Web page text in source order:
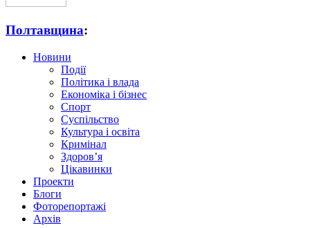
Полтавщина:
Новини
Події
Політика і влада
Економіка і бізнес
Спорт
Суспільство
Культура і освіта
Кримінал
Здоров’я
Цікавинки
Проекти
Блоги
Фоторепортажі
Архів